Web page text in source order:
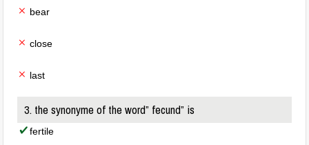
bear
close
last
3. the synonyme of the word” fecund” is
fertile